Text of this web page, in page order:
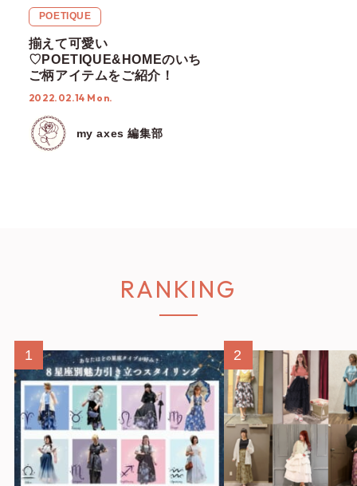
POETIQUE
揃えて可愛い
♡POETIQUE&HOMEのいち
ご柄アイテムをご紹介！
2022.02.14 Mon.
my axes 編集部
RANKING
1 2